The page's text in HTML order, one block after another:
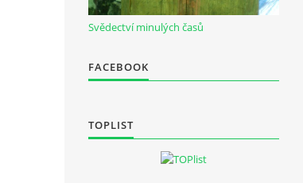
Svědectví minulých časů
FACEBOOK
TOPLIST